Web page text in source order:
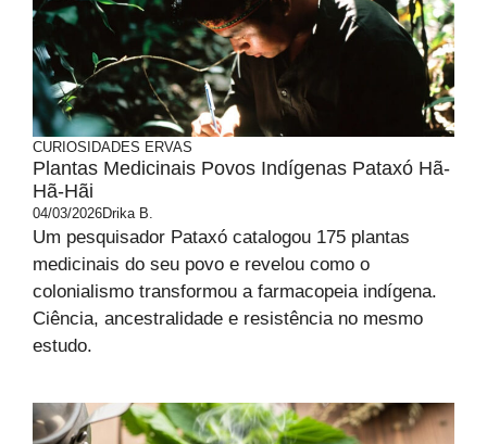
CURIOSIDADES ERVAS
Plantas Medicinais Povos Indígenas Pataxó Hã-
Hã-Hãi
04/03/2026Drika B.
Um pesquisador Pataxó catalogou 175 plantas
medicinais do seu povo e revelou como o
colonialismo transformou a farmacopeia indígena.
Ciência, ancestralidade e resistência no mesmo
estudo.